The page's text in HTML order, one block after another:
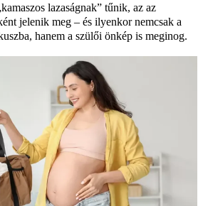
lazaságnak” tűnik, az az
jelenik meg – és ilyenkor nemcsak a
hanem a szülői önkép is meginog.